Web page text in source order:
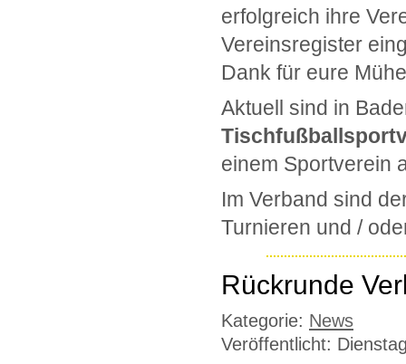
erfolgreich ihre
Vereinsregister
Dank für eure
Aktuell sind in
einem Sportverein
Im Verband sind
Turnieren und /
Rückrunde
Kategorie: News
Veröffentlicht: